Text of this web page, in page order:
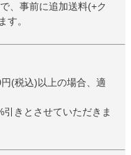
、事前に追加送料(+ク
す。
(税込)以上の場合、適
きとさせていただきま